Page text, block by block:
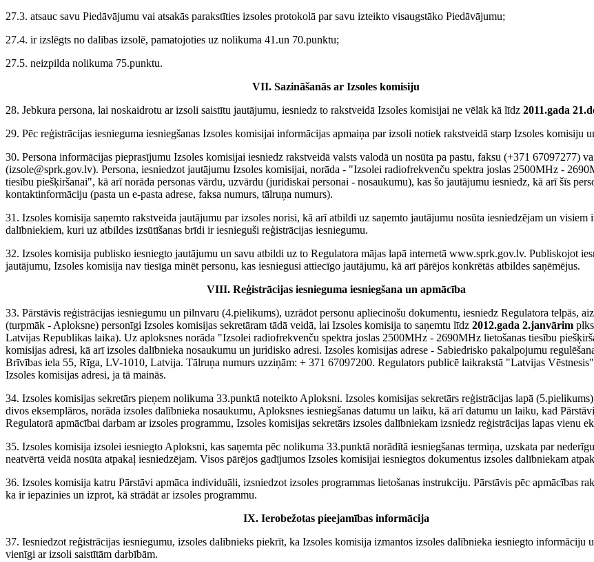
27.3. atsauc savu Piedāvājumu vai atsakās parakstīties izsoles protokolā par savu izteikto visaugstāko Piedāvājumu;
27.4. ir izslēgts no dalības izsolē, pamatojoties uz nolikuma 41.un 70.punktu;
27.5. neizpilda nolikuma 75.punktu.
VII. Sazināšanās ar Izsoles komisiju
28. Jebkura persona, lai noskaidrotu ar izsoli saistītu jautājumu, iesniedz to rakstveidā Izsoles komisijai ne vēlāk kā līdz 2011.gada
29. Pēc reģistrācijas iesnieguma iesniegšanas Izsoles komisijai informācijas apmaiņa par izsoli notiek rakstveidā starp Izsoles komisiju
30. Persona informācijas pieprasījumu Izsoles komisijai iesniedz rakstveidā valsts valodā un nosūta pa pastu, faksu (+371 67097277)
(izsole@sprk.gov.lv). Persona, iesniedzot jautājumu Izsoles komisijai, norāda - "Izsolei radiofrekvenču spektra joslas 2500MHz -
tiesību piešķiršanai", kā arī norāda personas vārdu, uzvārdu (juridiskai personai - nosaukumu), kas šo jautājumu iesniedz, kā arī šīs
kontaktinformāciju (pasta un e-pasta adrese, faksa numurs, tālruņa numurs).
31. Izsoles komisija saņemto rakstveida jautājumu par izsoles norisi, kā arī atbildi uz saņemto jautājumu nosūta iesniedzējam un visiem
dalībniekiem, kuri uz atbildes izsūtīšanas brīdi ir iesnieguši reģistrācijas iesniegumu.
32. Izsoles komisija publisko iesniegto jautājumu un savu atbildi uz to Regulatora mājas lapā internetā www.sprk.gov.lv. Publiskojot
jautājumu, Izsoles komisija nav tiesīga minēt personu, kas iesniegusi attiecīgo jautājumu, kā arī pārējos konkrētās atbildes saņēmējus.
VIII. Reģistrācijas iesnieguma iesniegšana un apmācība
33. Pārstāvis reģistrācijas iesniegumu un pilnvaru (4.pielikums), uzrādot personu apliecinošu dokumentu, iesniedz Regulatora telpās,
(turpmāk - Aploksne) personīgi Izsoles komisijas sekretāram tādā veidā, lai Izsoles komisija to saņemtu līdz 2012.gada 2.janvārim
Latvijas Republikas laika). Uz aploksnes norāda "Izsolei radiofrekvenču spektra joslas 2500MHz - 2690MHz lietošanas tiesību
komisijas adresi, kā arī izsoles dalībnieka nosaukumu un juridisko adresi. Izsoles komisijas adrese - Sabiedrisko pakalpojumu
Brīvības iela 55, Rīga, LV-1010, Latvija. Tālruņa numurs uzziņām: + 371 67097200. Regulators publicē laikrakstā "Latvijas
Izsoles komisijas adresi, ja tā mainās.
34. Izsoles komisijas sekretārs pieņem nolikuma 33.punktā noteikto Aploksni. Izsoles komisijas sekretārs reģistrācijas lapā
divos eksemplāros, norāda izsoles dalībnieka nosaukumu, Aploksnes iesniegšanas datumu un laiku, kā arī datumu un laiku, kad
Regulatorā apmācībai darbam ar izsoles programmu, Izsoles komisijas sekretārs izsoles dalībniekam izsniedz reģistrācijas lapas vienu
35. Izsoles komisija izsolei iesniegto Aploksni, kas saņemta pēc nolikuma 33.punktā norādītā iesniegšanas termiņa, uzskata par
neatvērtā veidā nosūta atpakaļ iesniedzējam. Visos pārējos gadījumos Izsoles komisijai iesniegtos dokumentus izsoles dalībniekam
36. Izsoles komisija katru Pārstāvi apmāca individuāli, izsniedzot izsoles programmas lietošanas instrukciju. Pārstāvis pēc apmācības
ka ir iepazinies un izprot, kā strādāt ar izsoles programmu.
IX. Ierobežotas pieejamības informācija
37. Iesniedzot reģistrācijas iesniegumu, izsoles dalībnieks piekrīt, ka Izsoles komisija izmantos izsoles dalībnieka iesniegto informāciju
vienīgi ar izsoli saistītām darbībām.